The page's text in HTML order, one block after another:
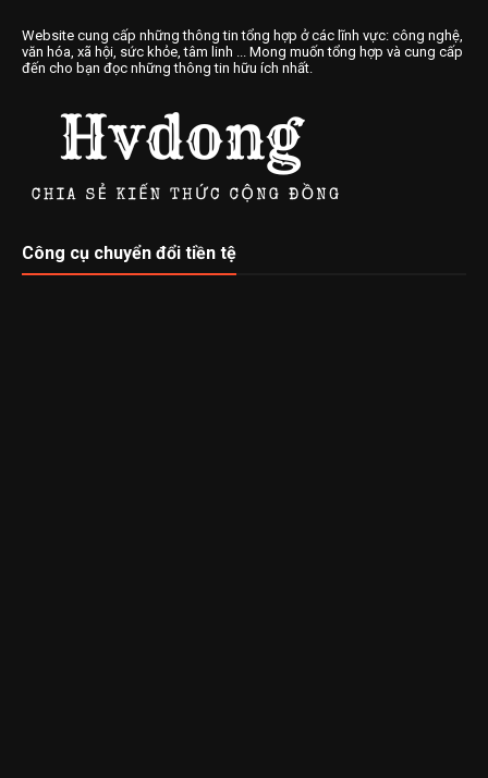
Website cung cấp những thông tin tổng hợp ở các lĩnh vực: công nghệ,
văn hóa, xã hội, sức khỏe, tâm linh ... Mong muốn tổng hợp và cung cấp
đến cho bạn đọc những thông tin hữu ích nhất.
Công cụ chuyển đổi tiền tệ